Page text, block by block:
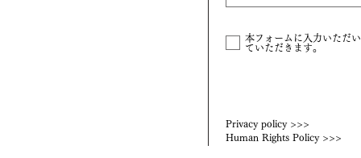
本フォームに入力いただ
ていただきます。
Privacy policy >>>
Human Rights Policy >>>